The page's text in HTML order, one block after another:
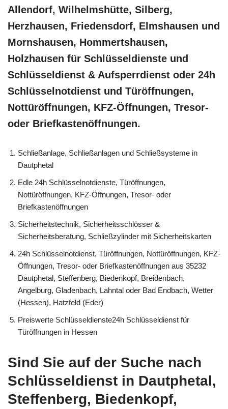
Allendorf, Wilhelmshütte, Silberg,
Herzhausen, Friedensdorf, Elmshausen und
Mornshausen, Hommertshausen,
Holzhausen für Schlüsseldienste und
Schlüsseldienst & Aufsperrdienst oder 24h
Schlüsselnotdienst und Türöffnungen,
Nottüröffnungen, KFZ-Öffnungen, Tresor-
oder Briefkastenöffnungen.
Schließanlage, Schließanlagen und Schließsysteme in
Dautphetal
Edle 24h Schlüsselnotdienste, Türöffnungen,
Nottüröffnungen, KFZ-Öffnungen, Tresor- oder
Briefkastenöffnungen
Sicherheitstechnik, Sicherheitsschlösser &
Sicherheitsberatung, Schließzylinder mit Sicherheitskarten
24h Schlüsselnotdienst, Türöffnungen, Nottüröffnungen, KFZ-
Öffnungen, Tresor- oder Briefkastenöffnungen aus 35232
Dautphetal, Steffenberg, Biedenkopf, Breidenbach,
Angelburg, Gladenbach, Lahntal oder Bad Endbach, Wetter
(Hessen), Hatzfeld (Eder)
Preiswerte Schlüsseldienste24h Schlüsseldienst für
Türöffnungen in Hessen
Sind Sie auf der Suche nach
Schlüsseldienst in Dautphetal,
Steffenberg, Biedenkopf,